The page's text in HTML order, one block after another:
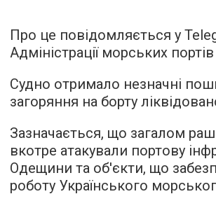
Про це повідомляється у
Адміністрації морських
Судно отримало незначні
загоряння на борту
Зазначається, що загалом
вкотре атакували портову
Одещини та об'єкти, що
роботу Українського